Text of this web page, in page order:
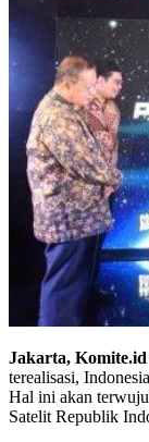
Jakarta, Komite.id
terealisasi,
Hal ini akan
Satelit Republik